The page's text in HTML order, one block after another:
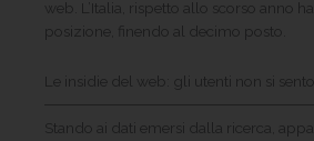
web. L’Italia, rispetto allo scorso anno
posizione, finendo al decimo posto.
Le insidie del web: gli utenti non si
Stando ai dati emersi dalla ricerca,